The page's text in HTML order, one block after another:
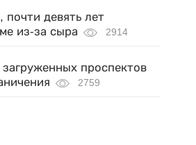
почти девять лет
из-за сыра
2914
проспектов
2759